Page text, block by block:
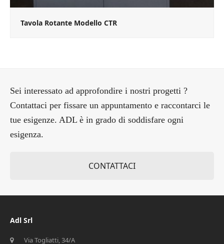
Tavola Rotante Modello CTR
Sei interessato ad approfondire i nostri progetti ?
Contattaci per fissare un appuntamento e raccontarci le
tue esigenze. ADL è in grado di soddisfare ogni
esigenza.
CONTATTACI
Adl Srl
Via Togliatti, 34/A